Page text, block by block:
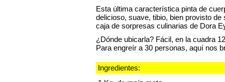
Esta última característica pinta de
delicioso, suave, tibio, bien provisto
caja de sorpresas culinarias de Dora
¿Dónde ubicarla? Fácil, en la cuadra
Para engreír a 30 personas, aquí nos
Ingredientes: